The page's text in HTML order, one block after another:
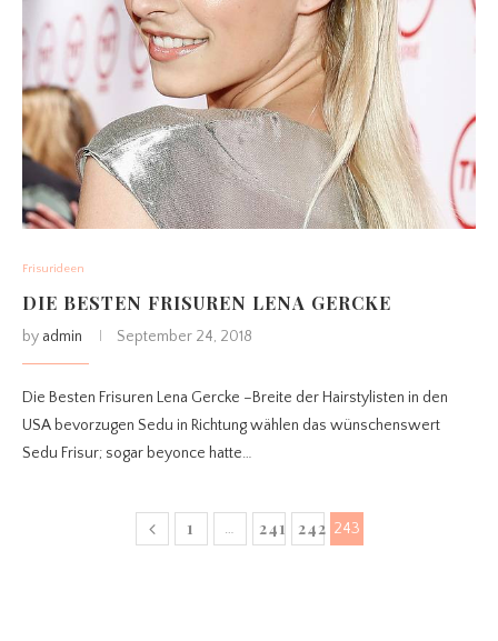
Frisurideen
DIE BESTEN FRISUREN LENA GERCKE
by admin September 24, 2018
Die Besten Frisuren Lena Gercke –Breite der Hairstylisten in den
USA bevorzugen Sedu in Richtung wählen das wünschenswert
Sedu Frisur; sogar beyonce hatte…
1 … 241 242 243